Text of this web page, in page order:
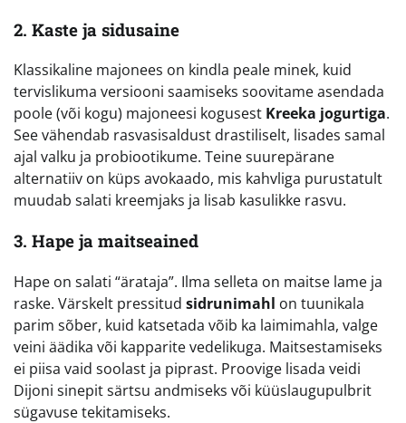
2. Kaste ja sidusaine
Klassikaline majonees on kindla peale minek, kuid
tervislikuma versiooni saamiseks soovitame asendada
poole (või kogu) majoneesi kogusest Kreeka jogurtiga.
See vähendab rasvasisaldust drastiliselt, lisades samal
ajal valku ja probiootikume. Teine suurepärane
alternatiiv on küps avokaado, mis kahvliga purustatult
muudab salati kreemjaks ja lisab kasulikke rasvu.
3. Hape ja maitseained
Hape on salati “ärataja”. Ilma selleta on maitse lame ja
raske. Värskelt pressitud sidrunimahl on tuunikala
parim sõber, kuid katsetada võib ka laimimahla, valge
veini äädika või kapparite vedelikuga. Maitsestamiseks
ei piisa vaid soolast ja piprast. Proovige lisada veidi
Dijoni sinepit särtsu andmiseks või küüslaugupulbrit
sügavuse tekitamiseks.